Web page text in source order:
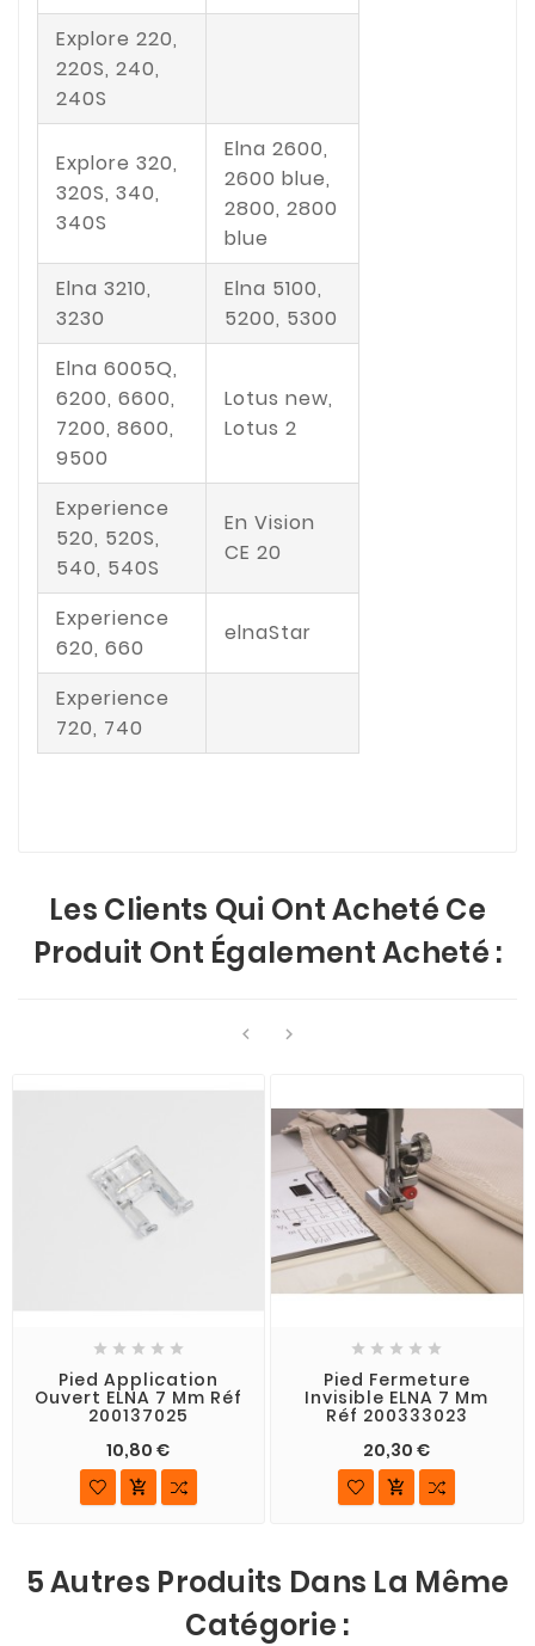
Explore 220,
220S, 240,
240S
Explore 320,
320S, 340,
340S
Elna 2600,
2600 blue,
2800, 2800
blue
Elna 3210,
3230
Elna 5100,
5200, 5300
Elna 6005Q,
6200, 6600,
7200, 8600,
9500
Lotus new,
Lotus 2
Experience
520, 520S,
540, 540S
En Vision
CE 20
Experience
620, 660
elnaStar
Experience
720, 740
Les Clients Qui Ont Acheté Ce
Produit Ont Également Acheté :
 
    
Pied Application
Ouvert ELNA 7 Mm Réf
200137025
10,80 €

    
Pied Fermeture
Invisible ELNA 7 Mm
Réf 200333023
20,30 €

5 Autres Produits Dans La Même
Catégorie :